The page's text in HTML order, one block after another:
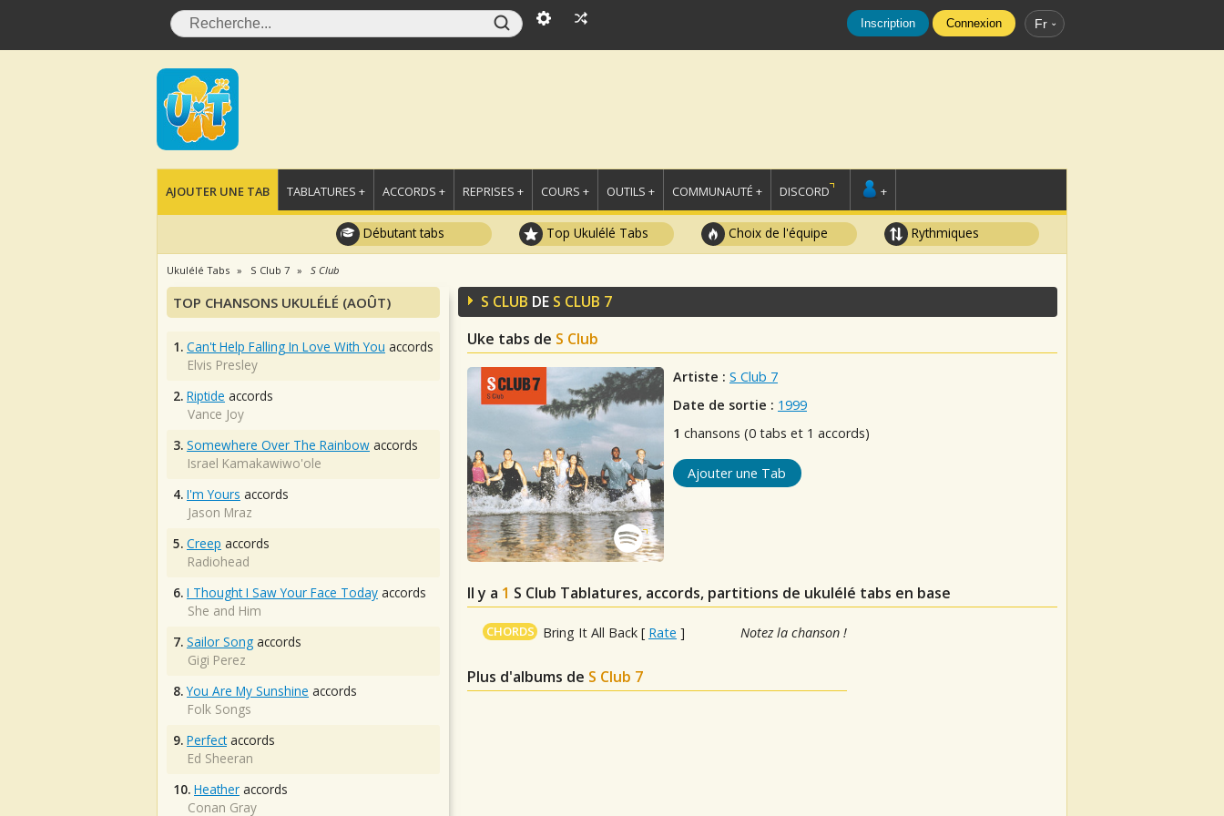
Inscription Connexion Fr
AJOUTER UNE TAB TABLATURES + ACCORDS + REPRISES + COURS + OUTILS + COMMUNAUTÉ + DISCORD +
Débutant tabs Top Ukulélé Tabs Choix de l'équipe Rythmiques
Ukulélé Tabs S Club 7 S Club
S CLUB DE S CLUB 7
Uke tabs de S Club
Artiste : S Club 7
Date de sortie : 1999
1 chansons (0 tabs et 1 accords)
Ajouter une Tab
Il y a 1 S Club Tablatures, accords, partitions de ukulélé tabs en base
CHORDS Bring It All Back [ Rate ] Notez la chanson !
Plus d'albums de S Club 7
TOP CHANSONS UKULÉLÉ (AOÛT)
1. Can't Help Falling In Love With You accords
Elvis Presley
2. Riptide accords
Vance Joy
3. Somewhere Over The Rainbow accords
Israel Kamakawiwo'ole
4. I'm Yours accords
Jason Mraz
5. Creep accords
Radiohead
6. I Thought I Saw Your Face Today accords
She and Him
7. Sailor Song accords
Gigi Perez
8. You Are My Sunshine accords
Folk Songs
9. Perfectaccords
Ed Sheeran
10. Heather accords
Conan Gray